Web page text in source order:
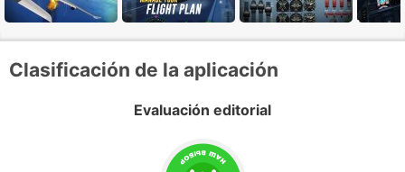
Clasificación de la aplicación
Evaluación editorial